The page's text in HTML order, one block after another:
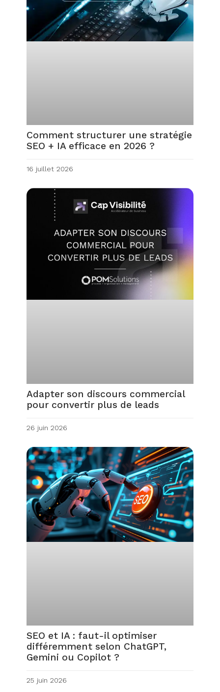
Comment structurer une stratégie
SEO + IA efficace en 2026 ?
16 juillet 2026
Adapter son discours commercial
pour convertir plus de leads
26 juin 2026
SEO et IA : faut-il optimiser
différemment selon ChatGPT,
Gemini ou Copilot ?
25 juin 2026